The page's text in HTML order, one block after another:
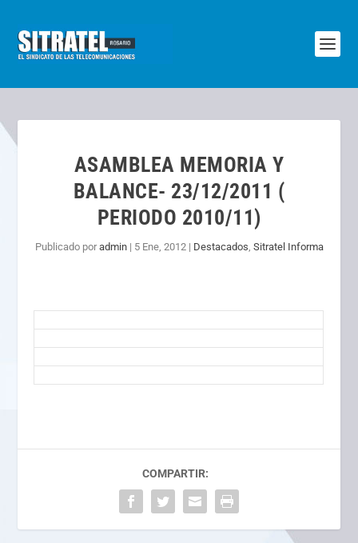
ASAMBLEA MEMORIA Y
BALANCE- 23/12/2011 (
PERIODO 2010/11)
Publicado poradmin| 5 Ene, 2012| Destacados, Sitratel Informa
COMPARTIR: